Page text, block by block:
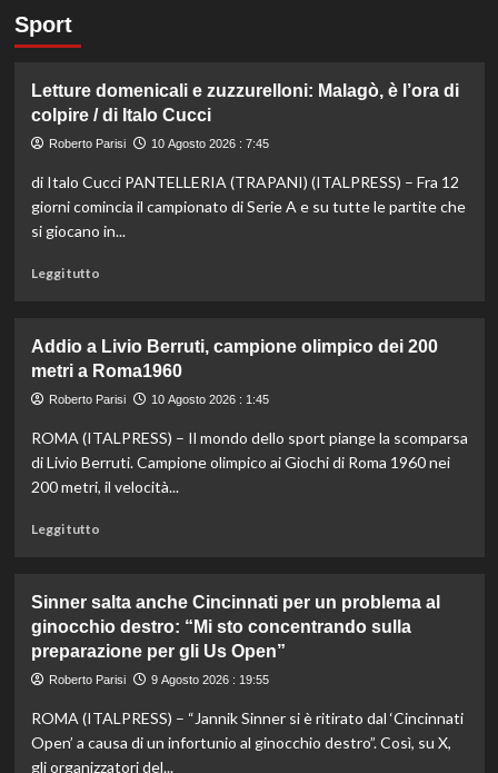
Sport
Letture domenicali e zuzzurelloni: Malagò, è l’ora di
colpire / di Italo Cucci
Roberto Parisi 10 Agosto 2026 : 7:45
di Italo Cucci PANTELLERIA (TRAPANI) (ITALPRESS) – Fra 12
giorni comincia il campionato di Serie A e su tutte le partite che
si giocano in...
Leggi tuttoLeggi
Letture
domenicali
e
Malagò,
è
l’ora
Cucci
Addio a Livio Berruti, campione olimpico dei 200
metri a Roma1960
Roberto Parisi 10 Agosto 2026 : 1:45
ROMA (ITALPRESS) – Il mondo dello sport piange la scomparsa
di Livio Berruti. Campione olimpico ai Giochi di Roma 1960 nei
200 metri, il velocità...
Leggi tuttoLeggi
Addio
a
Livio
Berruti,
olimpico
dei
Sinner salta anche Cincinnati per un problema al
ginocchio destro: “Mi sto concentrando sulla
preparazione per gli Us Open”
Roberto Parisi 9 Agosto 2026 : 19:55
ROMA (ITALPRESS) – “Jannik Sinner si è ritirato dal ‘Cincinnati
Open’ a causa di un infortunio al ginocchio destro”. Così, su X,
gli organizzatori del...